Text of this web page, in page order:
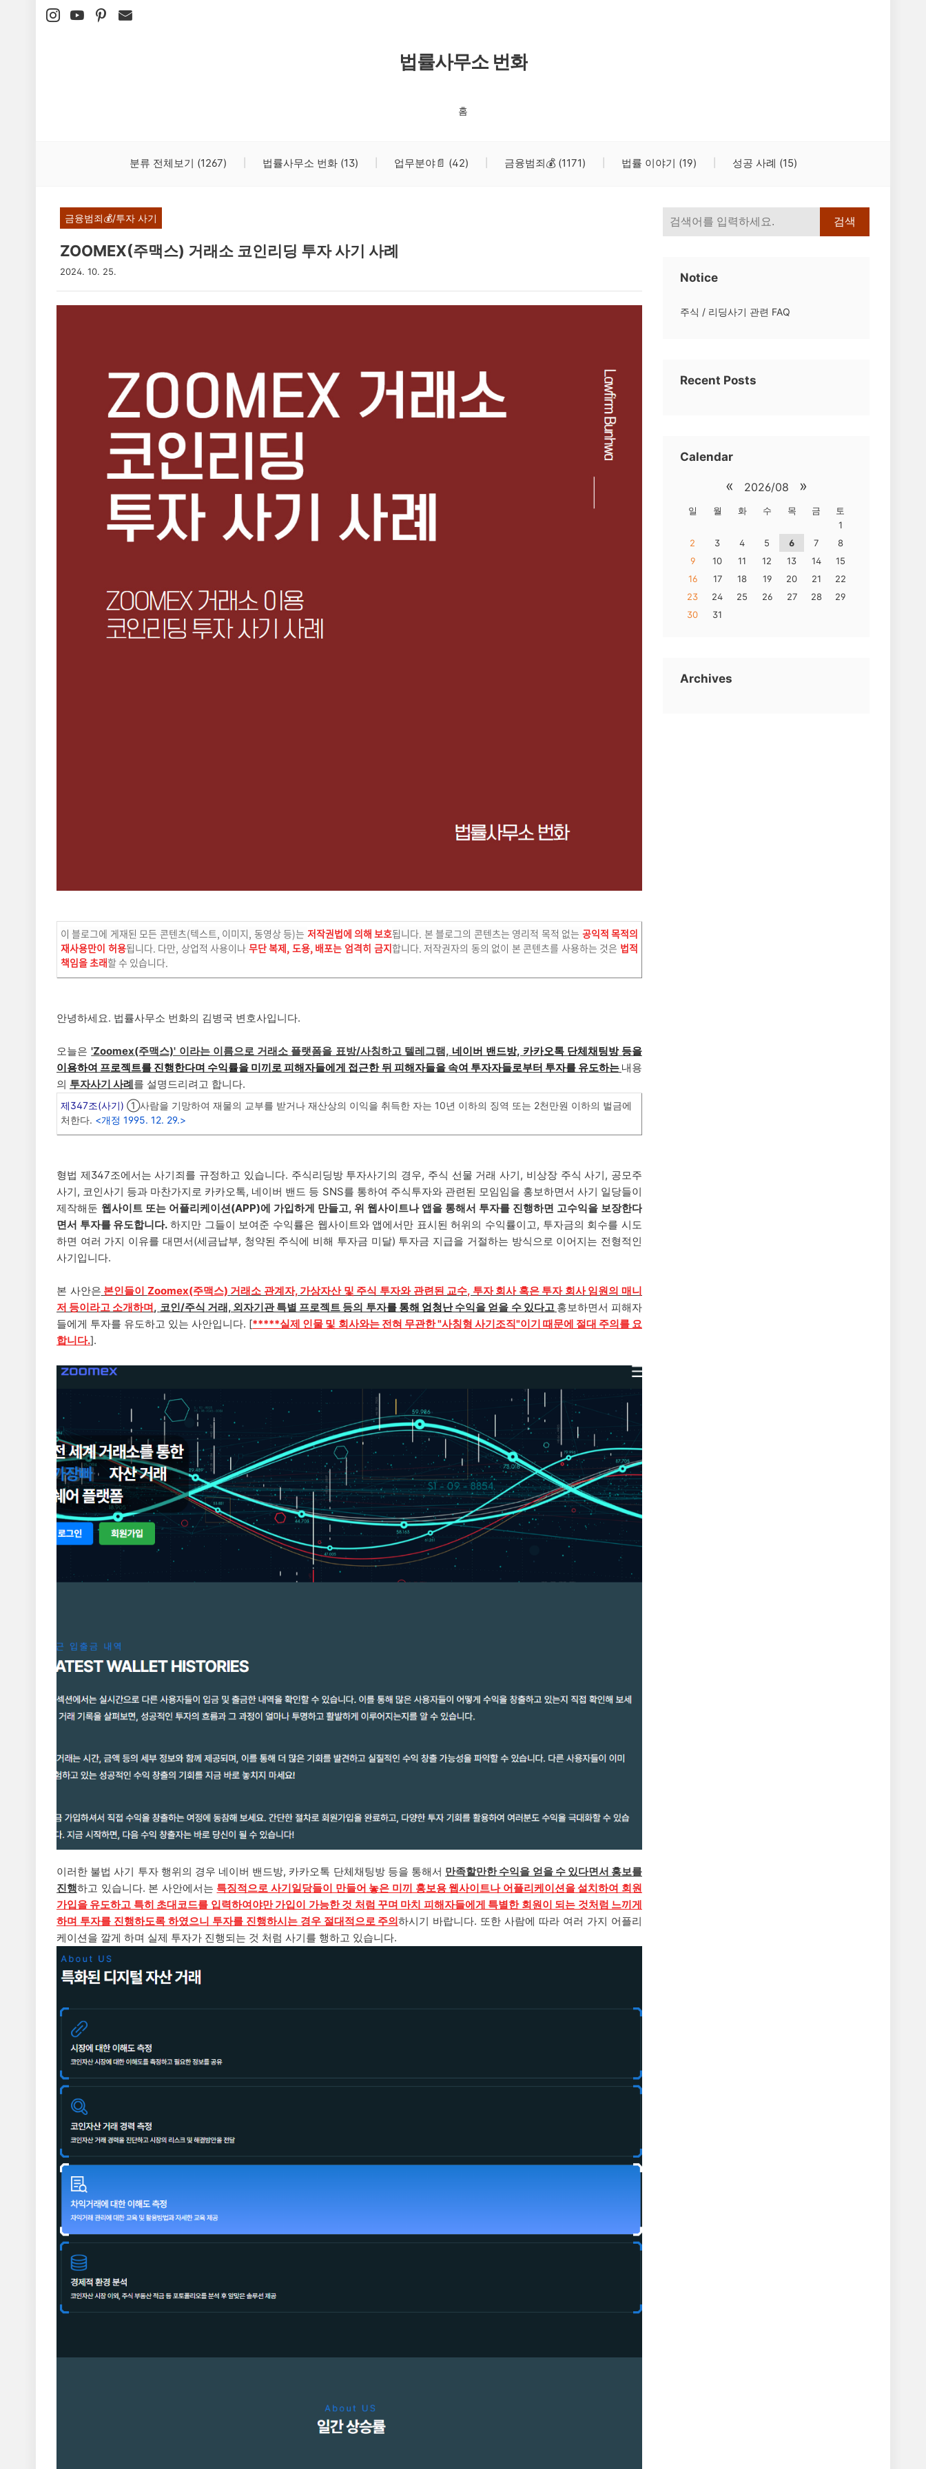
본문 바로가기
법률사무소 번화
홈
분류 전체보기 (1267) 법률사무소 번화 (13) 업무분야📄 (42) 금융범죄💰 (1171) 법률 이야기 (19) 성공 사례 (15)
검색
Notice
주식 / 리딩사기 관련 FAQ
Recent Posts
Calendar
« 2026/08 »
일 월 화 수 목 금
토
1
2
3 4 5 6 7
8
9
10 11 12 13 14
15
16
17 18 19 20 21
22
23
24 25 26 27 28
29
30
31
Archives
금융범죄💰/투자 사기
ZOOMEX(주맥스) 거래소 코인리딩 투자 사기 사례
2024. 10. 25.
이 블로그에 게재된 모든 콘텐츠(텍스트, 이미지, 동영상 등)는 저작권법에 의해 보호됩니다. 본 블로그의 콘텐츠는 영리적 목적 없는 공익적 목적의
재사용만이 허용됩니다. 다만, 상업적 사용이나 무단 복제, 도용, 배포는 엄격히 금지합니다. 저작권자의 동의 없이 본 콘텐츠를 사용하는 것은 법적
책임을 초래할 수 있습니다.
안녕하세요. 법률사무소 번화의 김병국 변호사입니다.
오늘은 'Zoomex(주맥스)' 이라는 이름으로 거래소 플랫폼을 표방/사칭하고텔레그램, 네이버 밴드방, 카카오톡 단체채팅방 등을
이용하여 프로젝트를 진행한다며 수익률을 미끼로 피해자들에게 접근한 뒤 피해자들을 속여 투자자들로부터 투자를 유도하는 내용
의 투자사기 사례를 설명드리려고 합니다.
제347조(사기) ①사람을 기망하여 재물의 교부를 받거나 재산상의 이익을 취득한 자는 10년 이하의 징역 또는 2천만원 이하의 벌금에
처한다. <개정 1995. 12. 29.>
형법 제347조에서는 사기죄를 규정하고 있습니다. 주식리딩방 투자사기의 경우, 주식 선물 거래 사기, 비상장 주식 사기, 공모주
사기, 코인사기 등과 마찬가지로 카카오톡, 네이버 밴드 등 SNS를 통하여 주식투자와 관련된 모임임을 홍보하면서 사기 일당들이
제작해둔 웹사이트 또는 어플리케이션(APP)에 가입하게 만들고, 위 웹사이트나 앱을 통해서 투자를 진행하면 고수익을 보장한다
면서 투자를 유도합니다. 하지만 그들이 보여준 수익률은 웹사이트와 앱에서만 표시된 허위의 수익률이고, 투자금의 회수를 시도
하면 여러 가지 이유를 대면서(세금납부, 청약된 주식에 비해 투자금 미달) 투자금 지급을 거절하는 방식으로 이어지는 전형적인
사기입니다.
본 사안은 본인들이 Zoomex(주맥스) 거래소 관계자, 가상자산 및 주식 투자와 관련된 교수, 투자 회사 혹은 투자 회사 임원의 매니
저 등이라고 소개하며, 코인/주식 거래, 외자기관 특별 프로젝트 등의 투자를 통해 엄청난 수익을 얻을 수 있다고 홍보하면서 피해자
들에게 투자를 유도하고 있는 사안입니다. [*****실제 인물 및 회사와는 전혀 무관한 "사칭형 사기조직"이기 때문에 절대 주의를 요
합니다.].
이러한 불법 사기 투자 행위의 경우 네이버 밴드방, 카카오톡 단체채팅방 등을 통해서 만족할만한 수익을 얻을 수 있다면서 홍보를
진행하고 있습니다. 본 사안에서는 특징적으로 사기일당들이 만들어 놓은 미끼 홍보용 웹사이트나 어플리케이션을설치하여 회원
가입을 유도하고 특히 초대코드를 입력하여야만 가입이 가능한 것 처럼 꾸며 마치 피해자들에게 특별한 회원이 되는 것처럼 느끼게
하며 투자를 진행하도록 하였으니 투자를 진행하시는 경우 절대적으로 주의하시기 바랍니다. 또한 사람에 따라 여러 가지 어플리
케이션을 깔게 하며 실제 투자가 진행되는 것 처럼 사기를 행하고 있습니다.